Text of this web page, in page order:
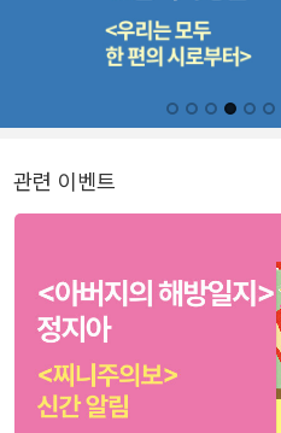
관련 이벤트